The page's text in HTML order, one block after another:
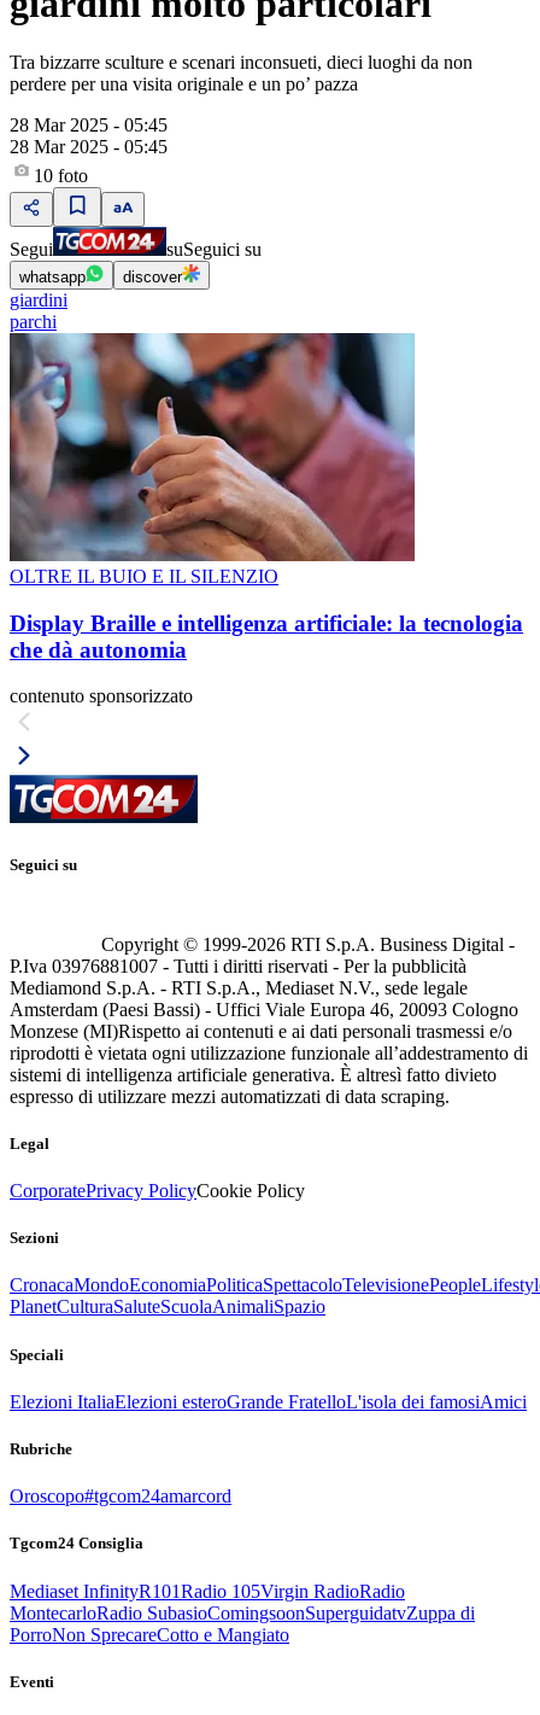
Tra bizzarre sculture e scenari inconsueti, dieci luoghi da non
perdere per una visita originale e un po’ pazza
28 Mar 2025 - 05:45
28 Mar 2025 - 05:45
10 foto
Segui suSeguici su
whatsapp discover
giardini
parchi
OLTRE IL BUIO E IL SILENZIO
Display Braille e intelligenza artificiale: la tecnologia
che dà autonomia
contenuto sponsorizzato
Seguici su
Copyright © 1999-2026 RTI S.p.A. Business Digital -
P.Iva 03976881007 - Tutti i diritti riservati - Per la pubblicità
Mediamond S.p.A. - RTI S.p.A., Mediaset N.V., sede legale
Amsterdam (Paesi Bassi) - Uffici Viale Europa 46, 20093 Cologno
Monzese (MI)Rispetto ai contenuti e ai dati personali trasmessi e/o
riprodotti è vietata ogni utilizzazione funzionale all’addestramento di
sistemi di intelligenza artificiale generativa. È altresì fatto divieto
espresso di utilizzare mezzi automatizzati di data scraping.
Legal
CorporatePrivacy PolicyCookie Policy
Sezioni
CronacaMondoEconomiaPoliticaSpettacoloTelevisionePeople
PlanetCulturaSaluteScuolaAnimaliSpazio
Speciali
Elezioni ItaliaElezioni esteroGrande FratelloL'isola dei famosiAmici
Rubriche
Oroscopo#tgcom24amarcord
Tgcom24 Consiglia
Mediaset InfinityR101Radio 105Virgin RadioRadio
MontecarloRadio SubasioComingsoonSuperguidatvZuppa di
PorroNon SprecareCotto e Mangiato
Eventi